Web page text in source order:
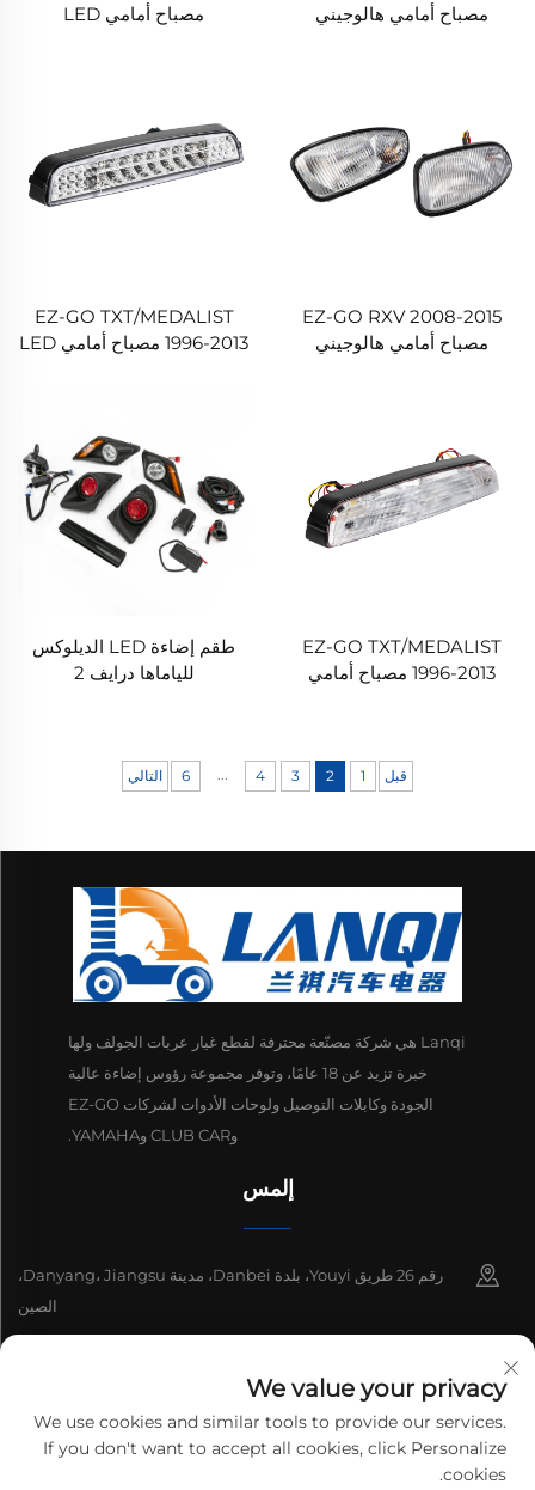
مصباح أمامي هالوجيني
مصباح أمامي LED
EZ-GO RXV 2008-2015
مصباح أمامي هالوجيني
EZ-GO TXT/MEDALIST
1996-2013 مصباح أمامي LED
EZ-GO TXT/MEDALIST
1996-2013 مصباح أمامي
طقم إضاءة LED الديلوكس
للياماها درايف 2
قبل 1
2
3
4
...
6 التالي
Lanqi هي شركة مصنّعة محترفة لقطع غيار عربات الجولف ولها
خبرة تزيد عن 18 عامًا، وتوفر مجموعة رؤوس إضاءة عالية
الجودة وكابلات التوصيل ولوحات الأدوات لشركات EZ-GO
وCLUB CAR وYAMAHA.
إلمس
رقم 26 طريق Youyi، بلدة Danbei، مدينة Danyang، Jiangsu،
الصين
+86-13511686870
We value your privacy
We use cookies and similar tools to provide our services.
If you don't want to accept all cookies, click Personalize
cookies.